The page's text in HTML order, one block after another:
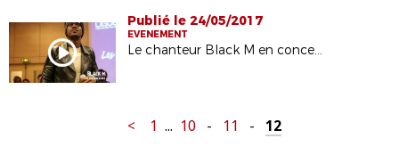
Publié le 24/05/2017
EVENEMENT
Le chanteur Black M en concert à la Ligue
< 1 ... 10 - 11 - 12